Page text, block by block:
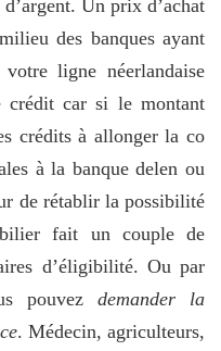
Un prix d’achat
des banques ayant
ligne néerlandaise
crédit car si le montant
crédits à allonger la co
à la banque delen ou
de rétablir la possibilité
fait un couple de
d’éligibilité. Ou par
pouvezdemander la
. Médecin, agriculteurs,